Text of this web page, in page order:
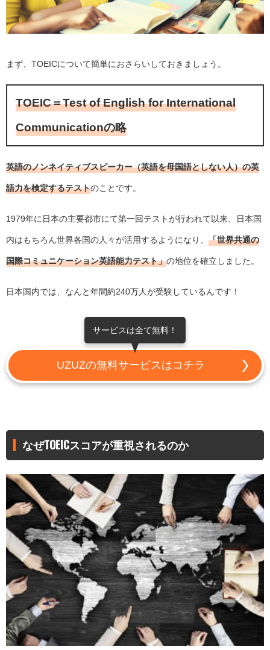
まず、TOEICについて簡単におさらいしておきましょう。
TOEIC＝Test of English for International
Communicationの略
英語のノンネイティブスピーカー（英語を母国語としない人）の英
語力を検定するテストのことです。
1979年に日本の主要都市にて第一回テストが行われて以来、日本国
内はもちろん世界各国の人々が活用するようになり、 「世界共通の
国際コミュニケーション英語能力テスト」の地位を確立しました。
日本国内では、なんと年間約240万人が受験しているんです！
サービスは全て無料！
UZUZの無料サービスはコチラ
なぜTOEICスコアが重視されるのか